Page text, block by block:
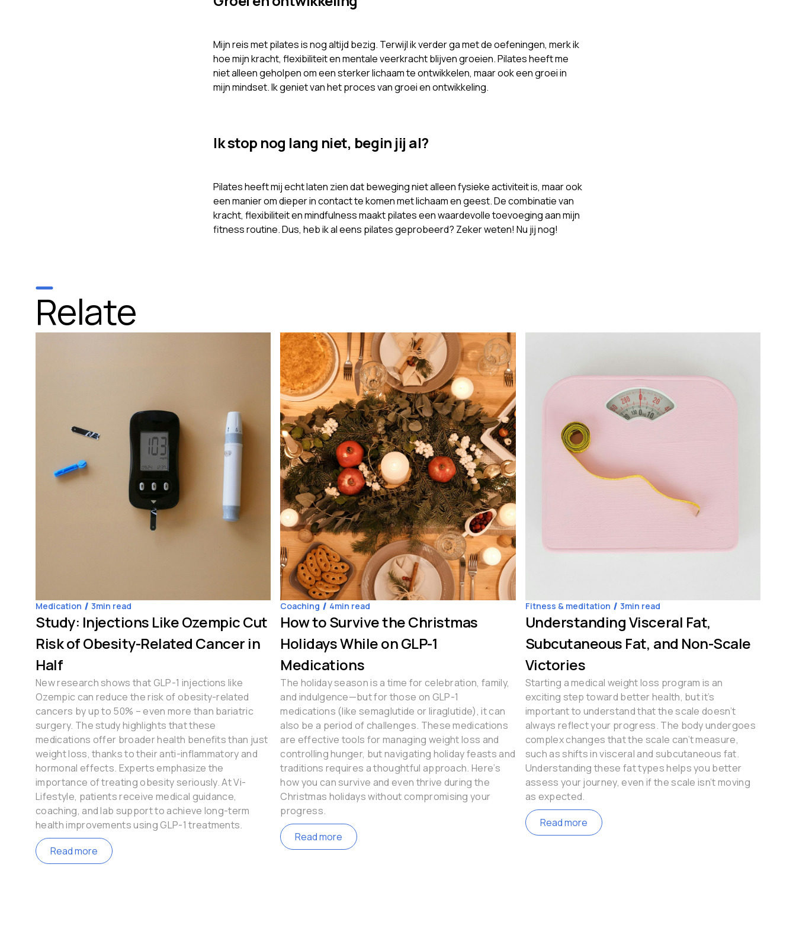
Mijn reis met pilates is nog altijd bezig. Terwijl ik verder ga met de oefeningen, merk ik
hoe mijn kracht, flexibiliteit en mentale veerkracht blijven groeien. Pilates heeft me
niet alleen geholpen om een sterker lichaam te ontwikkelen, maar ook een groei in
mijn mindset. Ik geniet van het proces van groei en ontwikkeling.
Ik stop nog lang niet, begin jij al?
Pilates heeft mij echt laten zien dat beweging niet alleen fysieke activiteit is, maar ook
een manier om dieper in contact te komen met lichaam en geest. De combinatie van
kracht, flexibiliteit en mindfulness maakt pilates een waardevolle toevoeging aan mijn
fitness routine. Dus, heb ik al eens pilates geprobeerd? Zeker weten! Nu jij nog!
Relate
Medication 3min read
Study: Injections Like Ozempic Cut
Risk of Obesity-Related Cancer in
Half
New research shows that GLP-1 injections like
Ozempic can reduce the risk of obesity-related
cancers by up to 50% – even more than bariatric
surgery. The study highlights that these
medications offer broader health benefits than just
weight loss, thanks to their anti-inflammatory and
hormonal effects. Experts emphasize the
importance of treating obesity seriously. At Vi-
Lifestyle, patients receive medical guidance,
coaching, and lab support to achieve long-term
health improvements using GLP-1 treatments.
Read more
Coaching 4min read
How to Survive the Christmas
Holidays While on GLP-1
Medications
The holiday season is a time for celebration, family,
and indulgence—but for those on GLP-1
medications (like semaglutide or liraglutide), it can
also be a period of challenges. These medications
are effective tools for managing weight loss and
controlling hunger, but navigating holiday feasts and
traditions requires a thoughtful approach. Here’s
how you can survive and even thrive during the
Christmas holidays without compromising your
progress.
Read more
Fitness & meditation 3min read
Understanding Visceral Fat,
Subcutaneous Fat, and Non-Scale
Victories
Starting a medical weight loss program is an
exciting step toward better health, but it’s
important to understand that the scale doesn’t
always reflect your progress. The body undergoes
complex changes that the scale can’t measure,
such as shifts in visceral and subcutaneous fat.
Understanding these fat types helps you better
assess your journey, even if the scale isn’t moving
as expected.
Read more